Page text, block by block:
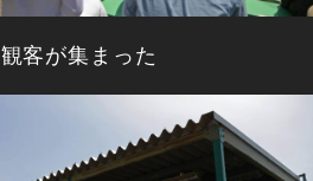
客が集まった